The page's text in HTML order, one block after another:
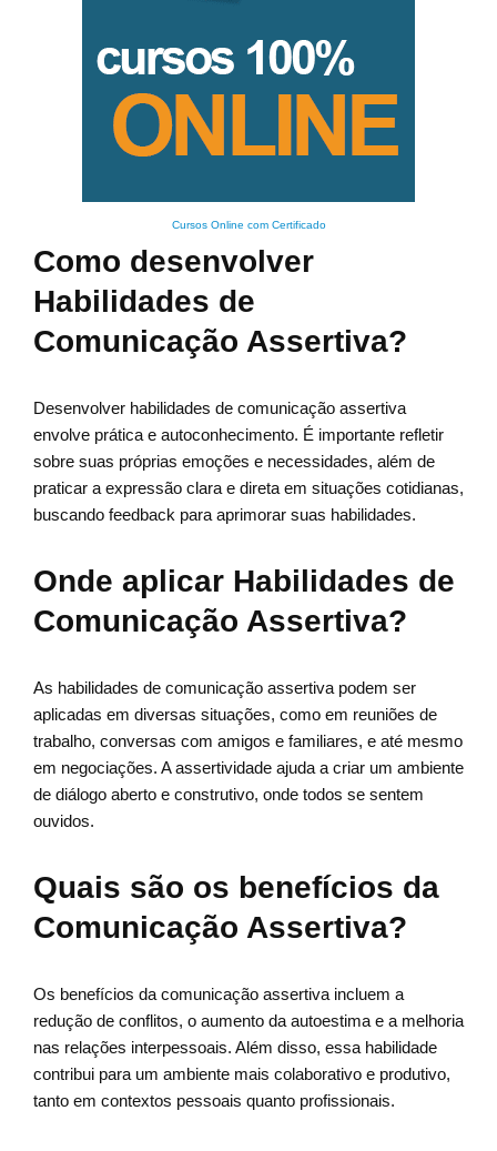
Cursos Online com Certificado
Como desenvolver
Habilidades de
Comunicação Assertiva?
Desenvolver habilidades de comunicação assertiva
envolve prática e autoconhecimento. É importante refletir
sobre suas próprias emoções e necessidades, além de
praticar a expressão clara e direta em situações cotidianas,
buscando feedback para aprimorar suas habilidades.
Onde aplicar Habilidades de
Comunicação Assertiva?
As habilidades de comunicação assertiva podem ser
aplicadas em diversas situações, como em reuniões de
trabalho, conversas com amigos e familiares, e até mesmo
em negociações. A assertividade ajuda a criar um ambiente
de diálogo aberto e construtivo, onde todos se sentem
ouvidos.
Quais são os benefícios da
Comunicação Assertiva?
Os benefícios da comunicação assertiva incluem a
redução de conflitos, o aumento da autoestima e a melhoria
nas relações interpessoais. Além disso, essa habilidade
contribui para um ambiente mais colaborativo e produtivo,
tanto em contextos pessoais quanto profissionais.